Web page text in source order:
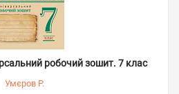
робочий зошит. 7 клас
Умєров Р.